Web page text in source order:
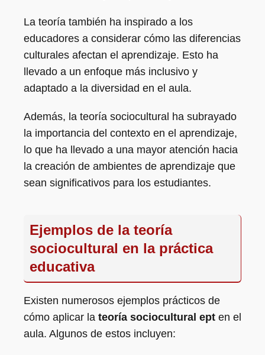
La teoría también ha inspirado a los
educadores a considerar cómo las diferencias
culturales afectan el aprendizaje. Esto ha
llevado a un enfoque más inclusivo y
adaptado a la diversidad en el aula.
Además, la teoría sociocultural ha subrayado
la importancia del contexto en el aprendizaje,
lo que ha llevado a una mayor atención hacia
la creación de ambientes de aprendizaje que
sean significativos para los estudiantes.
Ejemplos de la teoría
sociocultural en la práctica
educativa
Existen numerosos ejemplos prácticos de
cómo aplicar la teoría sociocultural ept en el
aula. Algunos de estos incluyen: